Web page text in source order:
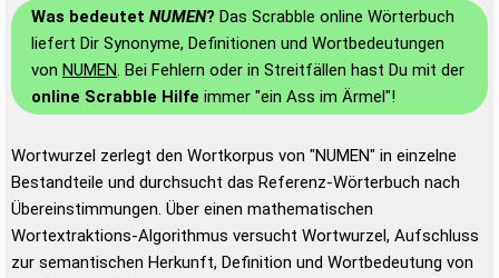
Was bedeutet NUMEN? Das Scrabble online Wörterbuch
liefert Dir Synonyme, Definitionen und Wortbedeutungen
von NUMEN. Bei Fehlern oder in Streitfällen hast Du mit der
online Scrabble Hilfe immer "ein Ass im Ärmel"!
Wortwurzel zerlegt den Wortkorpus von "NUMEN" in einzelne
Bestandteile und durchsucht das Referenz-Wörterbuch nach
Übereinstimmungen. Über einen mathematischen
Wortextraktions-Algorithmus versucht Wortwurzel, Aufschluss
zur semantischen Herkunft, Definition und Wortbedeutung von